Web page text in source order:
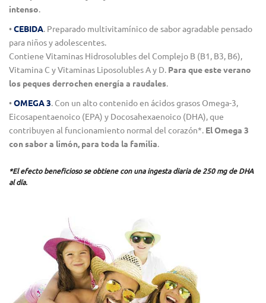
intenso.
•CEBIDA. Preparado multivitamínico de sabor agradable pensado
para niños y adolescentes.
Contiene Vitaminas Hidrosolubles del Complejo B (B1, B3, B6),
Vitamina C y Vitaminas Liposolubles A y D. Para que este verano
los peques derrochen energía a raudales.
•OMEGA 3. Con un alto contenido en ácidos grasos Omega-3,
Eicosapentaenoico (EPA) y Docosahexaenoico (DHA), que
contribuyen al funcionamiento normal del corazón*. El Omega 3
con sabor a limón, para toda la familia.
*El efecto beneficioso se obtiene con una ingesta diaria de 250 mg de DHA
al día.